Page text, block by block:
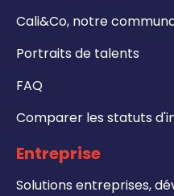
Cali&Co, notre
Portraits de talents
FAQ
Comparer les statuts
Entreprise
Solutions entreprises,